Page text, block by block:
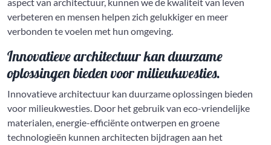
verbeteren en mensen helpen zich gelukkiger en meer
verbonden te voelen met hun omgeving.
Innovatieve architectuur kan duurzame
oplossingen bieden voor milieukwesties.
Innovatieve architectuur kan duurzame oplossingen bieden
voor milieukwesties. Door het gebruik van eco-vriendelijke
materialen, energie-efficiënte ontwerpen en groene
technologieën kunnen architecten bijdragen aan het